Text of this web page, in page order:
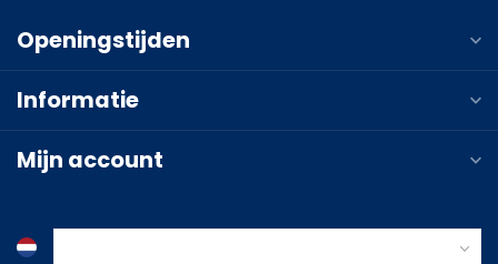
Openingstijden
Informatie
Mijn account